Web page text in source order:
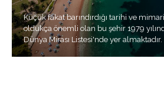
Küçük fakat barındırdığı tarihi ve
oldukça önemli olan bu şehir 1979
Dünya Mirası Listesi'nde yer almaktadır.